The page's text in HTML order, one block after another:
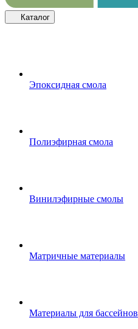
Каталог
Эпоксидная смола
Полиэфирная смола
Винилэфирные смолы
Матричные материалы
Материалы для бассейнов